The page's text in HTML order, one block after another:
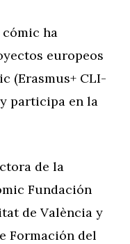
ha
europeos
(Erasmus+ CLI-
y participa en la
de la
Fundación
de València y
Formación del